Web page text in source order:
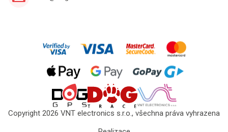
Copyright 2026 VNT electronics s.r.o., všechna práva vyhrazena